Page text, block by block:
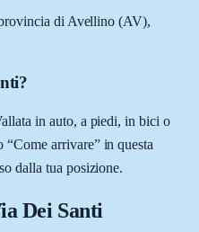
di Avellino (AV),
in auto, a piedi, in bici o
arrivare” in questa
dalla tua posizione.
Dei Santi